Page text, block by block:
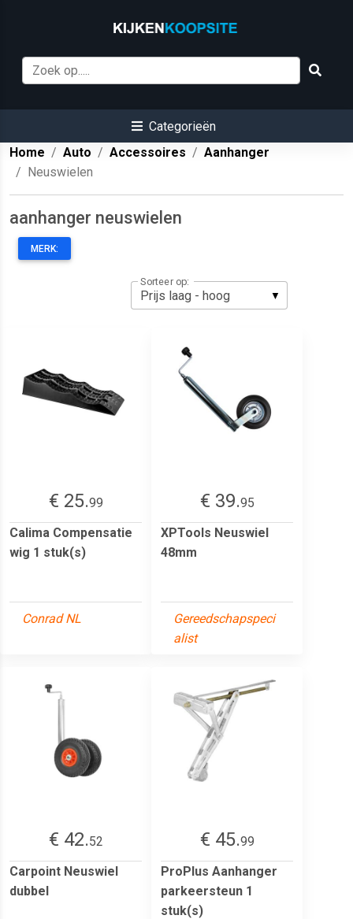
Categorieën
Home
Auto Accessoires
Aanhanger
Neuswielen
aanhanger neuswielen
MERK:
Sorteer op:
€ 25.99
Calima Compensatie
wig 1 stuk(s)
Conrad NL
€ 39.95
XPTools Neuswiel
48mm
Gereedschapspeci
alist
€ 42.52
Carpoint Neuswiel
dubbel
€ 45.99
ProPlus Aanhanger
parkeersteun 1
stuk(s)